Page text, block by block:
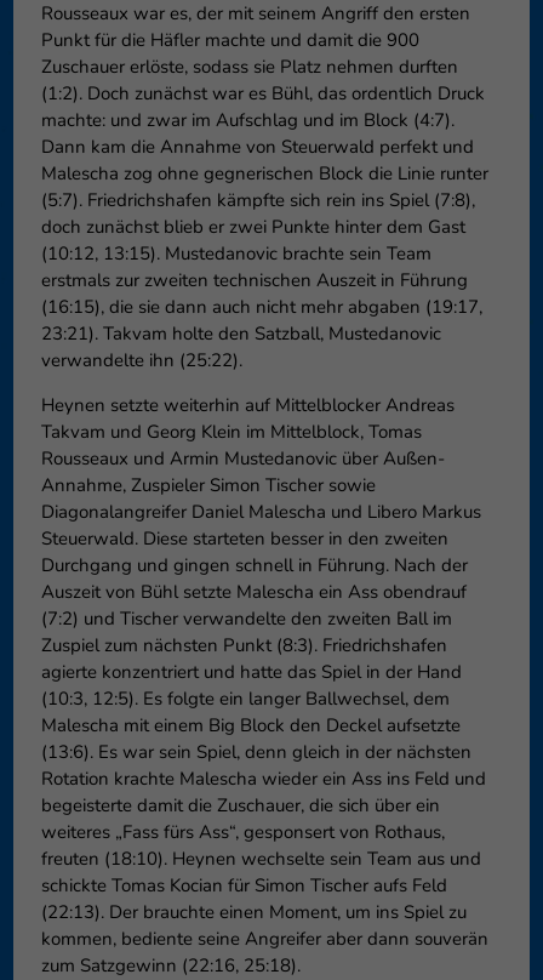
Rousseaux war es, der mit seinem Angriff den ersten
Punkt für die Häfler machte und damit die 900
Zuschauer erlöste, sodass sie Platz nehmen durften
(1:2). Doch zunächst war es Bühl, das ordentlich Druck
machte: und zwar im Aufschlag und im Block (4:7).
Dann kam die Annahme von Steuerwald perfekt und
Malescha zog ohne gegnerischen Block die Linie runter
(5:7). Friedrichshafen kämpfte sich rein ins Spiel (7:8),
doch zunächst blieb er zwei Punkte hinter dem Gast
(10:12, 13:15). Mustedanovic brachte sein Team
erstmals zur zweiten technischen Auszeit in Führung
(16:15), die sie dann auch nicht mehr abgaben (19:17,
23:21). Takvam holte den Satzball, Mustedanovic
verwandelte ihn (25:22).
Heynen setzte weiterhin auf Mittelblocker Andreas
Takvam und Georg Klein im Mittelblock, Tomas
Rousseaux und Armin Mustedanovic über Außen-
Annahme, Zuspieler Simon Tischer sowie
Diagonalangreifer Daniel Malescha und Libero Markus
Steuerwald. Diese starteten besser in den zweiten
Durchgang und gingen schnell in Führung. Nach der
Auszeit von Bühl setzte Malescha ein Ass obendrauf
(7:2) und Tischer verwandelte den zweiten Ball im
Zuspiel zum nächsten Punkt (8:3). Friedrichshafen
agierte konzentriert und hatte das Spiel in der Hand
(10:3, 12:5). Es folgte ein langer Ballwechsel, dem
Malescha mit einem Big Block den Deckel aufsetzte
(13:6). Es war sein Spiel, denn gleich in der nächsten
Rotation krachte Malescha wieder ein Ass ins Feld und
begeisterte damit die Zuschauer, die sich über ein
weiteres „Fass fürs Ass“, gesponsert von Rothaus,
freuten (18:10). Heynen wechselte sein Team aus und
schickte Tomas Kocian für Simon Tischer aufs Feld
(22:13). Der brauchte einen Moment, um ins Spiel zu
kommen, bediente seine Angreifer aber dann souverän
zum Satzgewinn (22:16, 25:18).
Zurück
Datenschutzeinstellungen
Essenziell (1)
Essenzielle Cookies ermöglichen grundlegende Funktionen und sind für
die einwandfreie Funktion der Website erforderlich.
Cookie-Informationen anzeigen
Externe Medien (6)
Inhalte von Videoplattformen und Social-Media-Plattformen werden
standardmäßig blockiert. Wenn Cookies von externen Medien akzeptiert
werden, bedarf der Zugriff auf diese Inhalte keiner manuellen
Einwilligung mehr.
Cookie-Informationen anzeigen